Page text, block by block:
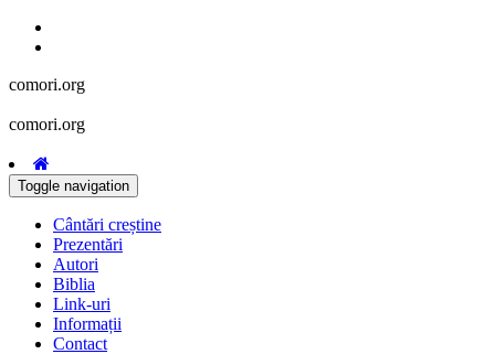
comori.org
comori.org
Toggle navigation
Cântări creștine
Prezentări
Autori
Biblia
Link-uri
Informații
Contact